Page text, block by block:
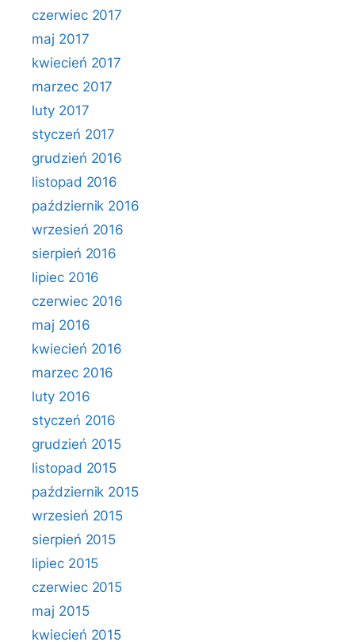
czerwiec 2017
maj 2017
kwiecień 2017
marzec 2017
luty 2017
styczeń 2017
grudzień 2016
listopad 2016
październik 2016
wrzesień 2016
sierpień 2016
lipiec 2016
czerwiec 2016
maj 2016
kwiecień 2016
marzec 2016
luty 2016
styczeń 2016
grudzień 2015
listopad 2015
październik 2015
wrzesień 2015
sierpień 2015
lipiec 2015
czerwiec 2015
maj 2015
kwiecień 2015